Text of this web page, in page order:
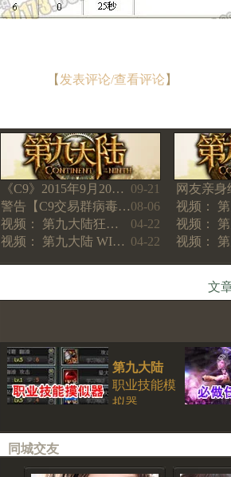
【 发表评论/查看评论 】
09-21
《C9》2015年9月20…
网友亲
08-06
警告【C9交易群病毒…
视频：
04-22
视频： 第九大陆狂…
视频：
04-22
视频： 第九大陆 WI… 视频：
文
第九大陆
职业技能模
拟器
同城交友